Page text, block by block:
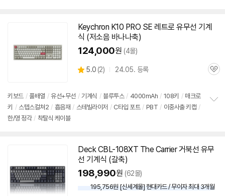
Keychron K10 PRO SE 레트로 유무선 기계
식 (저소음 바나나축)
124,000원 (4몰)
별
5.0 (상
뷰
2) 24.05. 등록
관
키보드 / 풀배열 / 유선+무선 / 기계식 / 블루투스 / 4000mAh / 108키 / 매크로
키
/ 스텝스컬쳐2 / 흡음재 / 스테빌라이저 / C타입 포트 / PBT / 이중사출 키캡 /
한/영 정각 / 착탈식 케이블
Deck CBL-108XT The Carrier 거북선 유무
선 기계식 (갈축)
198,990원 (62몰)
195,756원 [신세계몰] 현대카드 / 무이자 최대 3개월